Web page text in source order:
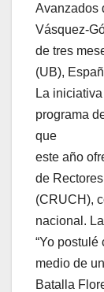
Avanzados
Vásquez-
de tres
(UB),
La
programa
que
este año
de
(CRUCH),
nacional.
“Yo
medio de
Batalla